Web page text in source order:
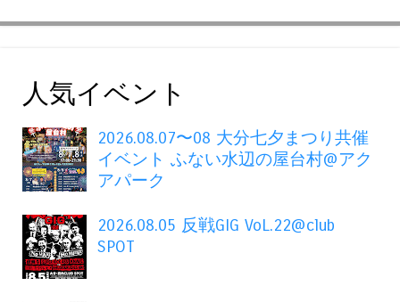
人気イベント
2026.08.07〜08 大分七夕まつり共催
イベント ふない水辺の屋台村@アク
アパーク
2026.08.05 反戦GIG VoL.22@club
SPOT